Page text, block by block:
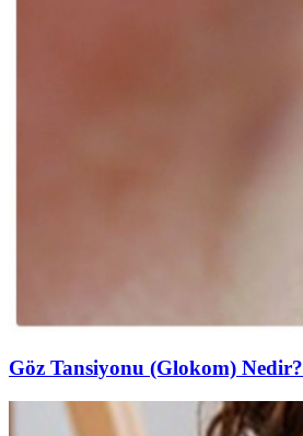
Göz Tansiyonu (Glokom) Nedir?